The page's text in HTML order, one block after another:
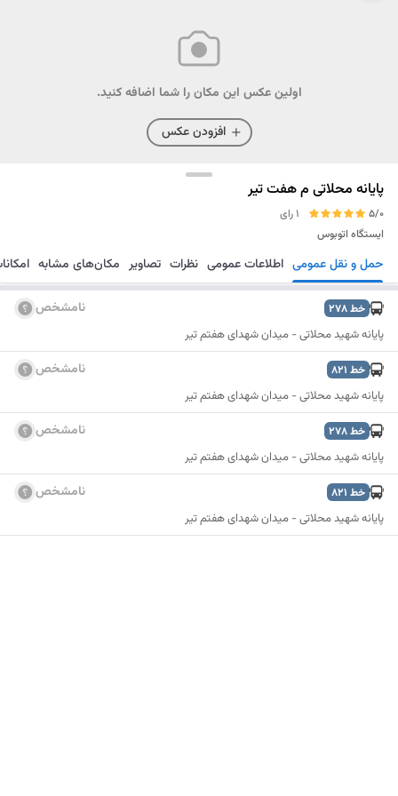
اولین عکس این مکان را شما اضافه کنید.
افزودن عکس
پایانه محلاتی م هفت تیر
5/0
1 رای
ایستگاه اتوبوس
مسیریابی ذخیره ارسال حمل و نقل عمومی اطلاعات عمومی نظرات تصاویر مکان‌های مشابه
خط278 نامشخص
پایانه شهید محلاتی - میدان شهدای هفتم تیر
خط 821 نامشخص
پایانه شهید محلاتی - میدان شهدای هفتم تیر
خط278 نامشخص
پایانه شهید محلاتی - میدان شهدای هفتم تیر
خط 821 نامشخص
پایانه شهید محلاتی - میدان شهدای هفتم تیر